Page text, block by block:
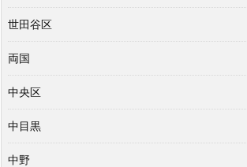
世田谷区
両国
中央区
中目黒
中野